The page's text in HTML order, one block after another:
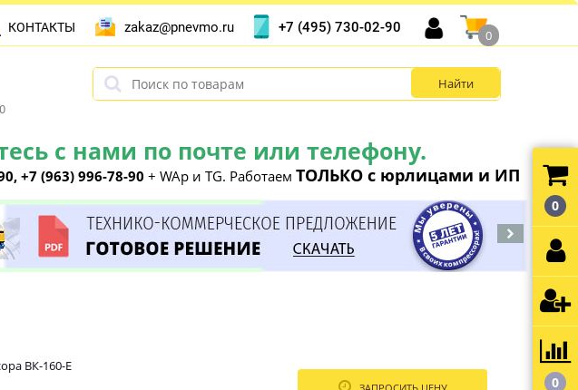
с нами по почте или телефону.
+7 (963) 996-78-90 + WAp и TG. Работаем ТОЛЬКО с юрлицами и ИП
КОНТАКТЫ zakaz@pnevmo.ru +7 (495) 730-02-90
0
ВК-160-E
0
0